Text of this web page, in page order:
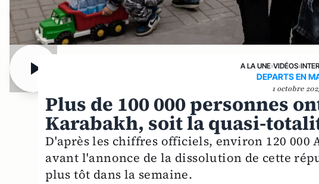
A LA UNE›VIDÉOS›
DEPARTS EN
1 octobre
Plus de 100 000 personnes
Karabakh, soit la quasi-
D'après les chiffres officiels, environ 120
avant l'annonce de la dissolution de cette
plus tôt dans la semaine.